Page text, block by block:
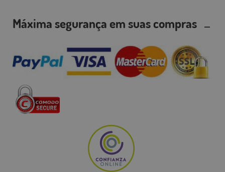
Máxima segurança em suas compras